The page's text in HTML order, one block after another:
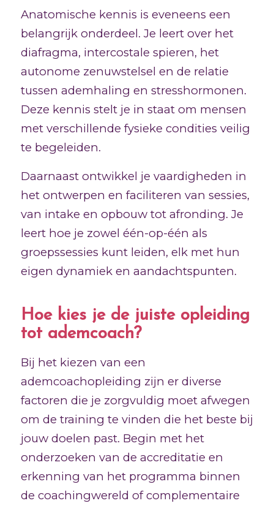
Anatomische kennis is eveneens een
belangrijk onderdeel. Je leert over het
diafragma, intercostale spieren, het
autonome zenuwstelsel en de relatie
tussen ademhaling en stresshormonen.
Deze kennis stelt je in staat om mensen
met verschillende fysieke condities veilig
te begeleiden.
Daarnaast ontwikkel je vaardigheden in
het ontwerpen en faciliteren van sessies,
van intake en opbouw tot afronding. Je
leert hoe je zowel één-op-één als
groepssessies kunt leiden, elk met hun
eigen dynamiek en aandachtspunten.
Hoe kies je de juiste opleiding
tot ademcoach?
Bij het kiezen van een
ademcoachopleiding zijn er diverse
factoren die je zorgvuldig moet afwegen
om de training te vinden die het beste bij
jouw doelen past. Begin met het
onderzoeken van de accreditatie en
erkenning van het programma binnen
de coachingwereld of complementaire